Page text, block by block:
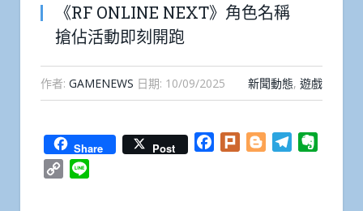
《RF ONLINE NEXT》角色名稱
搶佔活動即刻開跑
作者: GAMENEWS 日期: 10/09/2025 新聞動態, 遊戲
Share Post Facebook
Plurk BloggerTelegram
Copy